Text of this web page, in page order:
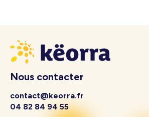
Nous contacter
contact@keorra.fr
04 82 84 94 55